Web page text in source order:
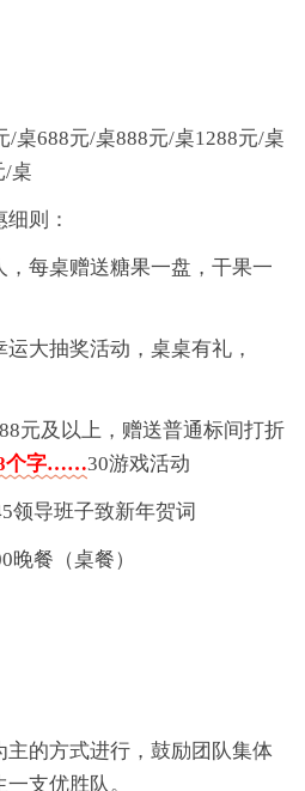
/桌688元/桌888元/桌1288元/桌
/桌
则：
，每桌赠送糖果一盘，干果一
大抽奖活动，桌桌有礼，
元及以上，赠送普通标间打折
个字……30游戏活动
领导班子致新年贺词
餐（桌餐）
主的方式进行，鼓励团队集体
支优胜队。